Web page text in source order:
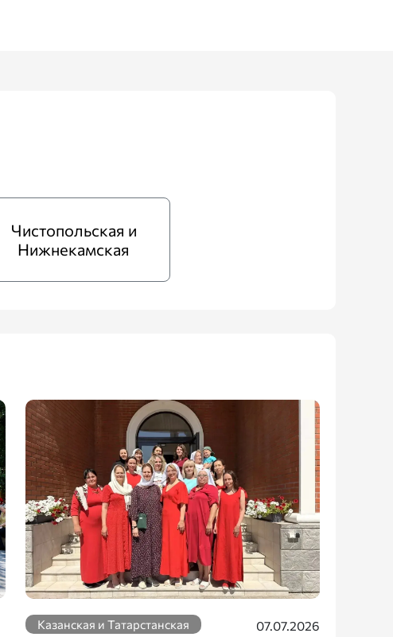
Чистопольская и
Нижнекамская
Казанская и Татарстанская 07.07.2026